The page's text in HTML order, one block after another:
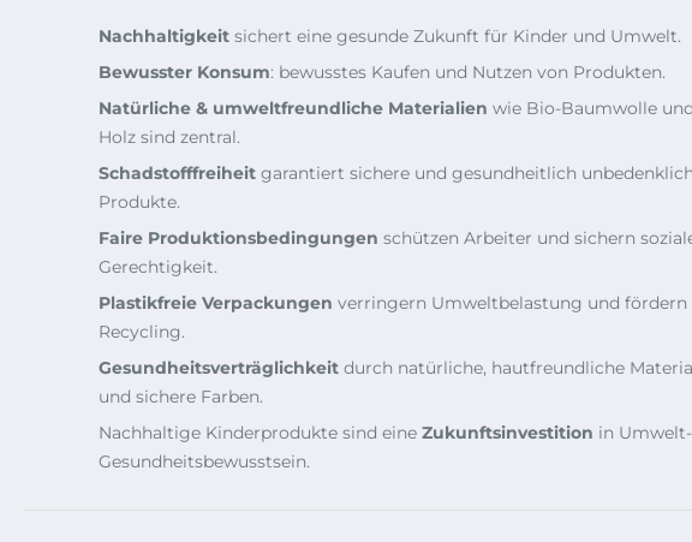
Nachhaltigkeit sichert eine gesunde Zukunft für Kinder und Umwelt.
Bewusster Konsum: bewusstes Kaufen und Nutzen von Produkten.
Natürliche & umweltfreundliche Materialien wie Bio-Baumwolle
Holz sind zentral.
Schadstofffreiheit garantiert sichere und gesundheitlich
Produkte.
Faire Produktionsbedingungen schützen Arbeiter und sichern
Gerechtigkeit.
Plastikfreie Verpackungen verringern Umweltbelastung und fördern
Recycling.
Gesundheitsverträglichkeit durch natürliche, hautfreundliche
und sichere Farben.
Nachhaltige Kinderprodukte sind eine Zukunftsinvestition in
Gesundheitsbewusstsein.